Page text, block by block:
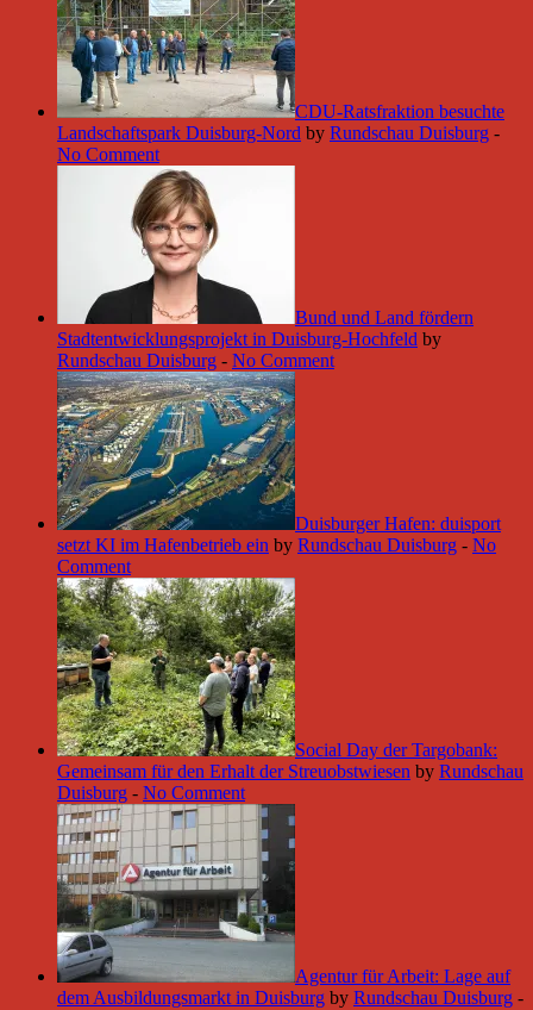
CDU-Ratsfraktion besuchte
Landschaftspark Duisburg-Nord by Rundschau Duisburg -
No Comment
Bund und Land fördern
Stadtentwicklungsprojekt in Duisburg-Hochfeld by
Rundschau Duisburg - No Comment
Duisburger Hafen: duisport
setzt KI im Hafenbetrieb ein by Rundschau Duisburg - No
Comment
Social Day der Targobank:
Gemeinsam für den Erhalt der Streuobstwiesen by Rundschau
Duisburg - No Comment
Agentur für Arbeit: Lage auf
dem Ausbildungsmarkt in Duisburg by Rundschau Duisburg -